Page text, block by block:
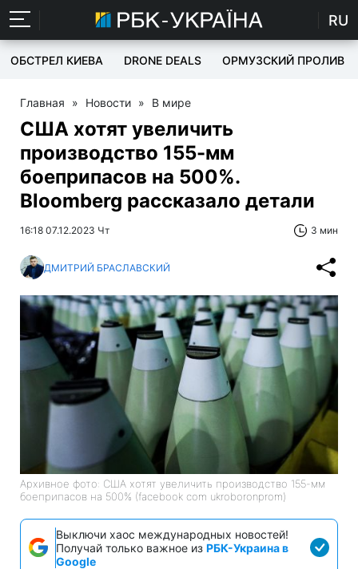
RU
ОБСТРЕЛ КИЕВА DRONE DEALS ОРМУЗСКИЙ ПРОЛИВ
Главная » Новости » В мире
США хотят увеличить
производство 155-мм
боеприпасов на 500%.
Bloomberg рассказало детали
16:18 07.12.2023 Чт 3 мин
ДМИТРИЙ БРАСЛАВСКИЙ
Архивное фото: США хотят увеличить производство 155-мм
боеприпасов на 500% (facebook com ukroboronprom)
Выключи хаос международных новостей!
Получай только важное из РБК-Украина в
Google